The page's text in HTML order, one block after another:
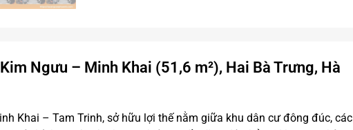
Ngưu – Minh Khai (51,6 m²), Hai Bà Trưng, Hà
Khai – Tam Trinh, sở hữu lợi thế nằm giữa khu dân cư đông đúc, các